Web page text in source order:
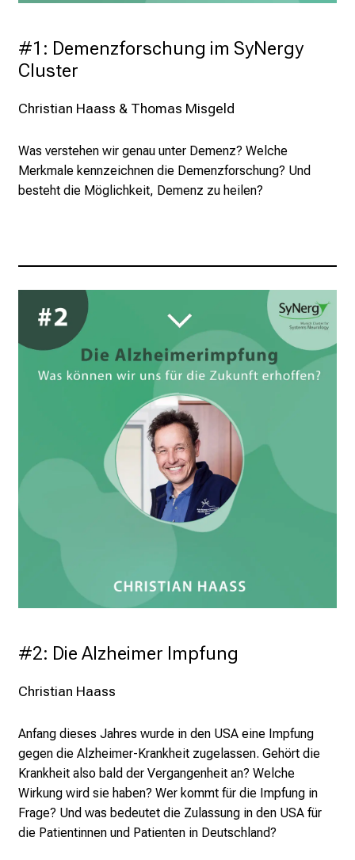
#1: Demenzforschung im SyNergy
Cluster
Christian Haass & Thomas Misgeld
Was verstehen wir genau unter Demenz? Welche
Merkmale kennzeichnen die Demenzforschung? Und
besteht die Möglichkeit, Demenz zu heilen?
#2: Die Alzheimer Impfung
Christian Haass
Anfang dieses Jahres wurde in den USA eine Impfung
gegen die Alzheimer-Krankheit zugelassen. Gehört die
Krankheit also bald der Vergangenheit an? Welche
Wirkung wird sie haben? Wer kommt für die Impfung in
Frage? Und was bedeutet die Zulassung in den USA für
die Patientinnen und Patienten in Deutschland?